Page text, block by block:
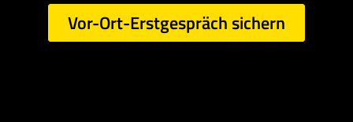
Vor-Ort-Erstgespräch sichern